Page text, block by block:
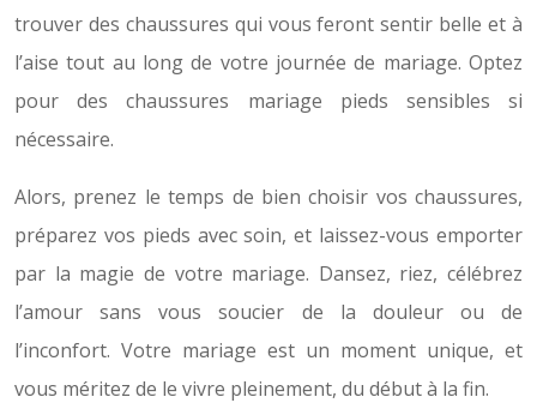
trouver des chaussures qui vous feront sentir belle et à
l’aise tout au long de votre journée de mariage. Optez
pour des chaussures mariage pieds sensibles si
nécessaire.
Alors, prenez le temps de bien choisir vos chaussures,
préparez vos pieds avec soin, et laissez-vous emporter
par la magie de votre mariage. Dansez, riez, célébrez
l’amour sans vous soucier de la douleur ou de
l’inconfort. Votre mariage est un moment unique, et
vous méritez de le vivre pleinement, du début à la fin.